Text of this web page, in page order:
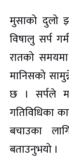
मुसाको दुलो
विषालु सर्प
रातको
मानिसको
छ । सर्पले
गतिविधिका
बचाउका
बताउनुभयो ।